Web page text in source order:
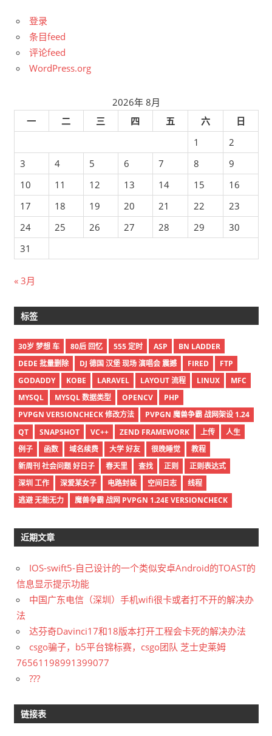
登录
条目feed
评论feed
WordPress.org
2026年 8月
一
二 三 四 五 六
日
1
2
3
4 5 6 7 8
9
10
11 12 13 14 15
16
17
18 19 20 21 22
23
24
25 26 27 28 29
30
31
« 3月
标签
30岁 梦想 车 80后 回忆 555 定时 ASP
BN LADDER
DEDE 批量删除
DJ 德国 汉堡 现场 演唱会 震撼 FIRED
FTP
GODADDY
KOBE LARAVEL LAYOUT 流程 LINUX
MFC
MYSQL
MYSQL 数据类型 OPENCV
PHP
PVPGN VERSIONCHECK 修改方法
PVPGN 魔兽争霸 战网架设 1.24
QT
SNAPSHOT VC++ ZEND FRAMEWORK 上传
人生
例子
函数 域名续费 大学 好友 很晚睡觉
教程
新周刊 社会问题 好日子
春天里 查找 正则
正则表达式
深圳 工作
深爱某女子 电路封装 空间日志
线程
逃避 无能无力
魔兽争霸 战网 PVPGN 1.24E VERSIONCHECK
近期文章
IOS-swift5-自己设计的一个类似安卓Android的TOAST的
信息显示提示功能
中国广东电信（深圳）手机wifi很卡或者打不开的解决办
法
达芬奇Davinci17和18版本打开工程会卡死的解决办法
csgo骗子，b5平台锦标赛，csgo团队 芝士史莱姆
76561198991399077
???
链接表